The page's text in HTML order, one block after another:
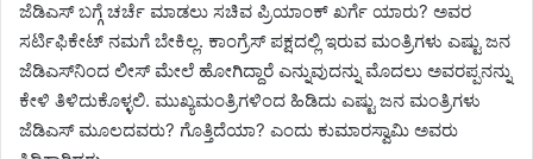
ಜೆಡಿಎಸ್ ಬಗ್ಗೆ ಚರ್ಚೆ ಮಾಡಲು ಸಚಿವ ಪ್ರಿಯಾಂಕ್ ಖರ್ಗೆ ಯಾರು? ಅವರ
ಸರ್ಟಿಫಿಕೇಟ್ ನಮಗೆ ಬೇಕಿಲ್ಲ. ಕಾಂಗ್ರೆಸ್ ಪಕ್ಷದಲ್ಲಿ ಇರುವ ಮಂತ್ರಿಗಳು ಎಷ್ಟು ಜನ
ಜೆಡಿಎಸ್‌ನಿಂದ ಲೀಸ್ ಮೇಲೆ ಹೋಗಿದ್ದಾರೆ ಎನ್ನುವುದನ್ನು ಮೊದಲು ಅವರಪ್ಪನನ್ನು
ಕೇಳಿ ತಿಳಿದುಕೊಳ್ಳಲಿ. ಮುಖ್ಯಮಂತ್ರಿಗಳಿಂದ ಹಿಡಿದು ಎಷ್ಟು ಜನ ಮಂತ್ರಿಗಳು
ಜೆಡಿಎಸ್ ಮೂಲದವರು? ಗೊತ್ತಿದೆಯಾ? ಎಂದು ಕುಮಾರಸ್ವಾಮಿ ಅವರು